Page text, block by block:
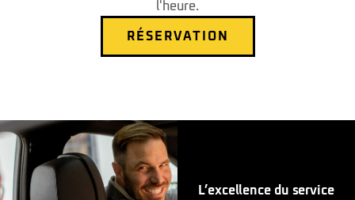
l'heure.
RÉSERVATION
L’excellence du service